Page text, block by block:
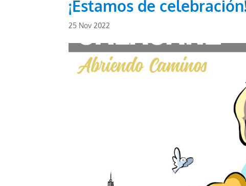
¡Estamos de
25 Nov 2022